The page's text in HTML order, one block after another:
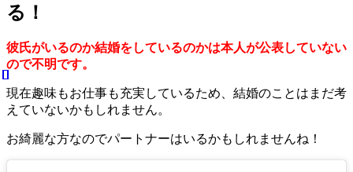
る！
彼氏がいるのか結婚をしているのかは本人が公表していない
ので不明です。
現在趣味もお仕事も充実しているため、結婚のことはまだ考
えていないかもしれません。
お綺麗な方なのでパートナーはいるかもしれませんね！